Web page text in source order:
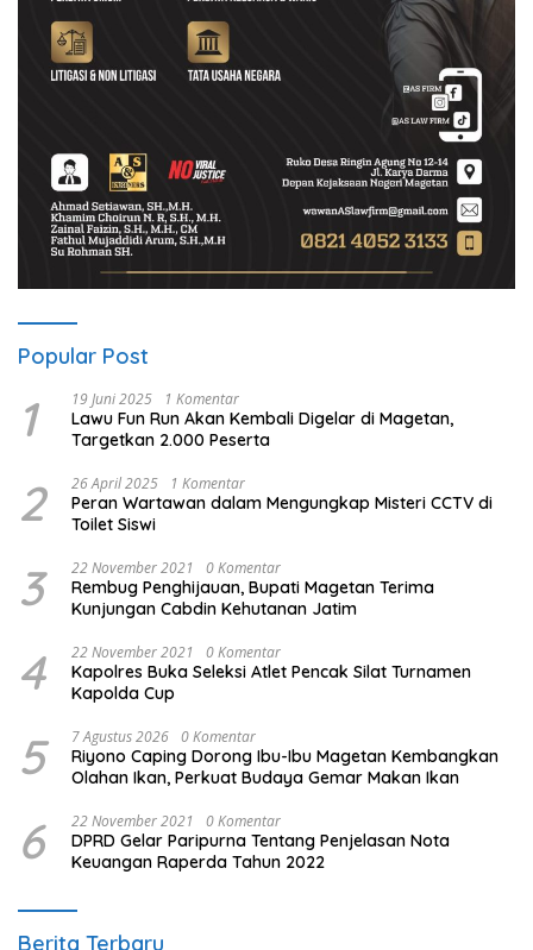
Popular Post
1 19 Juni 2025 1 Komentar
Lawu Fun Run Akan Kembali Digelar di Magetan,
Targetkan 2.000 Peserta
2 26 April 2025 1 Komentar
Peran Wartawan dalam Mengungkap Misteri CCTV di
Toilet Siswi
3 22 November 2021 0 Komentar
Rembug Penghijauan, Bupati Magetan Terima
Kunjungan Cabdin Kehutanan Jatim
4 22 November 2021 0 Komentar
Kapolres Buka Seleksi Atlet Pencak Silat Turnamen
Kapolda Cup
5 7 Agustus 2026 0 Komentar
Riyono Caping Dorong Ibu-Ibu Magetan Kembangkan
Olahan Ikan, Perkuat Budaya Gemar Makan Ikan
6 22 November 2021 0 Komentar
DPRD Gelar Paripurna Tentang Penjelasan Nota
Keuangan Raperda Tahun 2022
Berita Terbaru